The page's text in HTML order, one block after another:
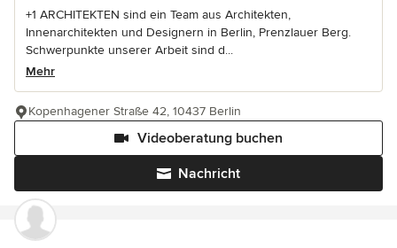
+1 ARCHITEKTEN sind ein Team aus Architekten,
Innenarchitekten und Designern in Berlin, Prenzlauer Berg.
Schwerpunkte unserer Arbeit sind d...
Mehr
Nachricht
Videoberatung buchen
Kopenhagener Straße 42, 10437 Berlin